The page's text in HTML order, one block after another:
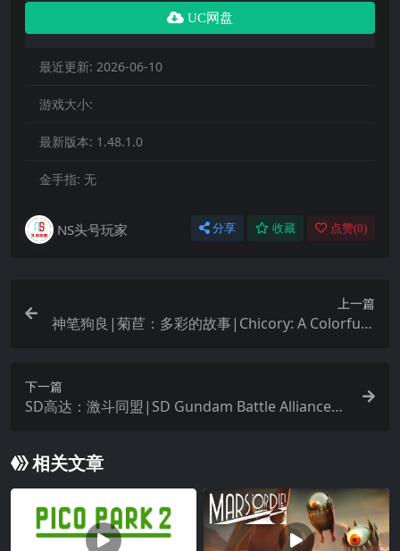
UC网盘
最近更新: 2026-06-10
游戏大小:
最新版本: 1.48.1.0
金手指: 无
NS头号玩家 分享 收藏 点赞(0)
上一篇
神笔狗良|菊苣：多彩的故事|Chicory: A Colorful T
下一篇
SD高达：激斗同盟|SD Gundam Battle Alliance中
相关文章